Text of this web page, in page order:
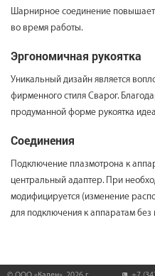
Шарнирное соединение
во время работы.
Эргономичная рукоятка
Уникальный дизайн является
фирменного стиля Сварог.
продуманной форме рукоятка
Соединения
Подключение плазмотрона к
центральный адаптер. При
модифицируется (изменение
для подключения к аппаратам без